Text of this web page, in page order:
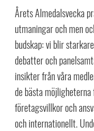
Årets Almedalsvecka
utmaningar och men
budskap: vi blir
debatter och
insikter från våra
de bästa
företagsvillkor och
och internationellt.